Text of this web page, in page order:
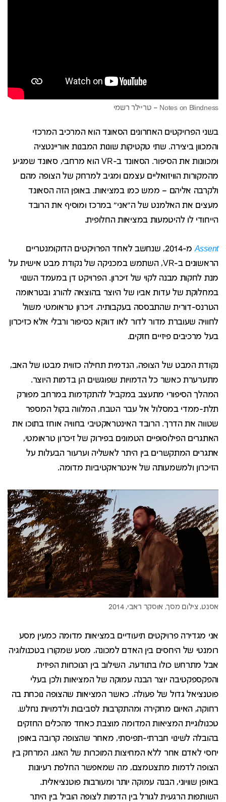
Notes on Blindness – טריילר רשמי
בשני הפרויקטים האחרונים הסאונד הוא המרכיב המרכזי
והמכוון ביצירה. שתי טקטיקות שונות המבנות אוריינטציה
ומכוונות את הסיפור. הסאונד ב-VR הוא מרחבי, סאונד שמגיע
מהמקורות הוויזואליים עצמם ומגיב למרחק של הצופה מהם
ולקרבה אליהם – ממש כמו במציאות. באופן הזה הסאונד
מעצים את האלמנט של ה"אני" במרכז ומוסיף את הרובד
הייחודי לו להיטמעות במציאות החלופית.
Assent
מ-2014, שנחשב לאחד הפרויקטים הדוקומנטריים
הראשונים ב-VR, השתמש במכניקה של נקודת מבט אישית על
מנת לחקות מבנה לקוי של זיכרון. הפרויקט דן במעמד השנוי
במחלוקת של עדות אביו של היוצר בהוצאה להורג ובטראומה
הטרנס-דורית שהתבססה בעקבותיה. זיכרון טראומטי משול
לחוויה שעוברת מדור לדור לאו דווקא כסיפור ורבלי אלא כזיכרון
בעל מרכיבים פיזיים חזקים.
נקודת המבט של הצופה, הנדמית תחילה כזווית מבטו של האב,
מתערערת כאשר כל הדמויות שפוגשים הן בדמות היוצר.
המהלך הסיפורי מתעצב במקביל להתקדמות במרחב מפורק
תלת-ממדי במסלול אל עבר הטבח, המלווה בקול המספר
שטווה את הדרך. הרובד האינטראקטיבי בחוויה אוחז בתוכו את
האתגרים הפילוסופיים הטמונים בפירוק של זיכרון טראומטי,
אתגרים המתקשרים בין היתר לאשליה וערעור הבעלות על
הזיכרון ולמשמעותה של אינטראקטיביות מדומה.
אני מגדירה פרויקטים תיעודיים במציאות מדומה כמעין מסע
רומנטי של היחסים בין האדם למכונה. מסע שמקורו בטכנולוגיה
אבל מתרחש כולו בתודעה. השילוב בין הנוכחות הפיזית
והפקספקטיבה יוצר הבנה עמוקה של המציאות ולכן בעלי
פוטנציאל גדול של פעולה. כאשר המציאות שהצופה נוכחת בה
רחוקה, האיום מחקירה ומהתקרבות לסביבות ולדמויות נחלש.
טכנולוגיית המציאות המדומה מוצבת כאחד מהכלים החזקים
בהובלה לשינוי חברתי-תפיסתי, מאחר שהצופה קרובה באופן
יחסי לאדם אחר ללא המחיצות המוכרות של האגו. המרחק בין
הצופה לדמות מתצטמצם, מה שמאפשר החלפת רעיונות
באופן שוויוני, הבנה עמוקה יותר ומעורבות פוטנציאלית.
השותפות הרגעית לגורל בין הדמות לצופה הוביל בין היתר